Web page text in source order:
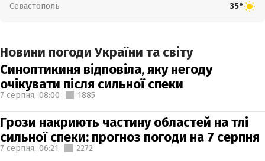
Севастополь 35°
Новини погоди України та світу
Синоптикиня відповіла, яку негоду
очікувати після сильної спеки
7 серпня, 08:00 1885
Грози накриють частину областей на тлі
сильної спеки: прогноз погоди на 7 серпня
7 серпня, 06:21 2272